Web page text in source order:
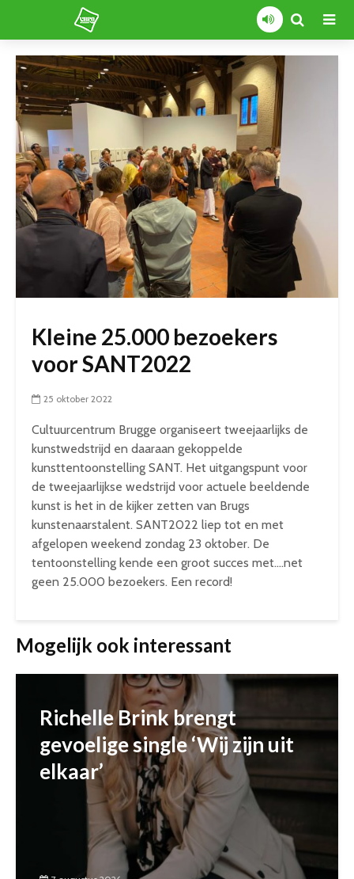
Kleine 25.000 bezoekers
voor SANT2022
25 oktober 2022
Cultuurcentrum Brugge organiseert tweejaarlijks de
kunstwedstrijd en daaraan gekoppelde
kunsttentoonstelling SANT. Het uitgangspunt voor
de tweejaarlijkse wedstrijd voor actuele beeldende
kunst is het in de kijker zetten van Brugs
kunstenaarstalent. SANT2022 liep tot en met
afgelopen weekend zondag 23 oktober. De
tentoonstelling kende een groot succes met….net
geen 25.000 bezoekers. Een record!
Mogelijk ook interessant
Richelle Brink brengt
gevoelige single ‘Wij zijn uit
elkaar’